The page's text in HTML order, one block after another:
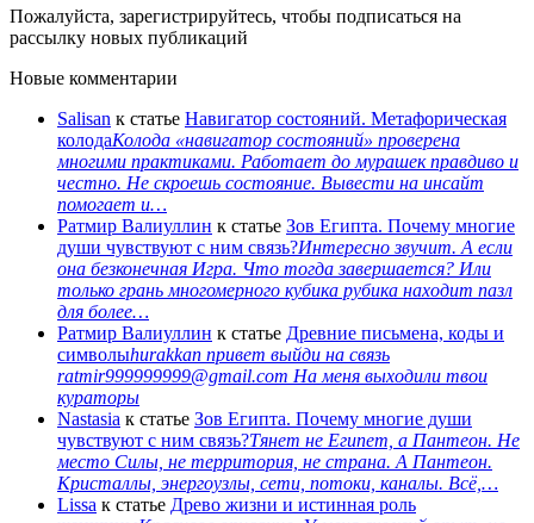
Пожалуйста, зарегистрируйтесь, чтобы подписаться на
рассылку новых публикаций
Новые комментарии
Salisan к статье Навигатор состояний. Метафорическая
колодаКолода «навигатор состояний» проверена
многими практиками. Работает до мурашек правдиво и
честно. Не скроешь состояние. Вывести на инсайт
помогает и…
Ратмир Валиуллин к статье Зов Египта. Почему многие
души чувствуют с ним связь?Интересно звучит. А если
она безконечная Игра. Что тогда завершается? Или
только грань многомерного кубика рубика находит пазл
для более…
Ратмир Валиуллин к статье Древние письмена, коды и
символыhurakkan привет выйди на связь
ratmir999999999@gmail.com На меня выходили твои
кураторы
Nastasia к статье Зов Египта. Почему многие души
чувствуют с ним связь?Тянет не Египет, а Пантеон. Не
место Силы, не территория, не страна. А Пантеон.
Кристаллы, энергоузлы, сети, потоки, каналы. Всё,…
Lissa к статье Древо жизни и истинная роль